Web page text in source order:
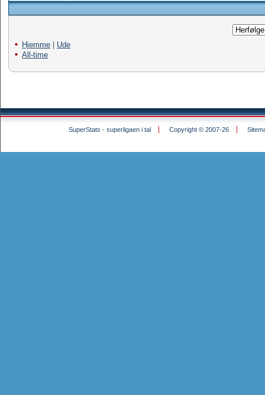
Hjemme
Ude
All-time
SuperStats - superligaen i tal Copyright © 2007-26